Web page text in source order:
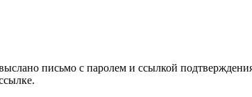
письмо с паролем и ссылкой